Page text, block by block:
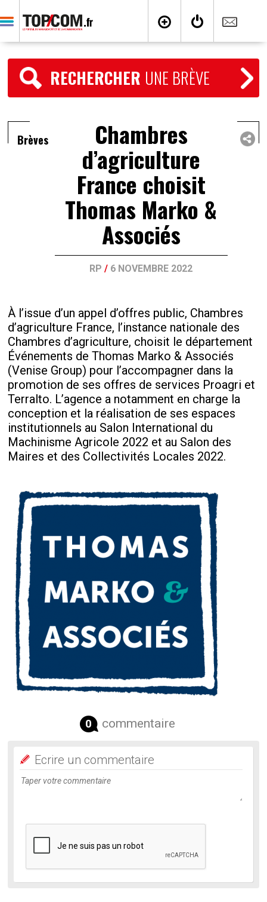
RECHERCHER UNE BRÈVE
Brèves Chambres
d’agriculture
France choisit
Thomas Marko &
Associés
RP / 6 NOVEMBRE 2022
À l’issue d’un appel d’offres public, Chambres
d’agriculture France, l’instance nationale des
Chambres d’agriculture, choisit le département
Événements de Thomas Marko & Associés
(Venise Group) pour l’accompagner dans la
promotion de ses offres de services Proagri et
Terralto. L’agence a notamment en charge la
conception et la réalisation de ses espaces
institutionnels au Salon International du
Machinisme Agricole 2022 et au Salon des
Maires et des Collectivités Locales 2022.
0 commentaire
Ecrire un commentaire